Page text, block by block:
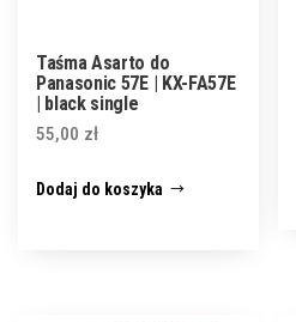
Taśma Asarto do
Panasonic 57E | KX-FA57E
| black single
55,00 zł
Dodaj do koszyka